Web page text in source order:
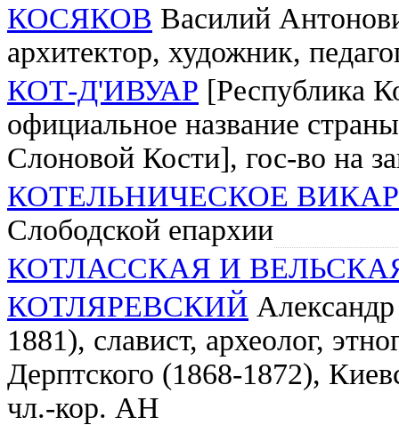
КОСЯКОВ Василий
архитектор, художник,
КОТ-Д'ИВУАР [Республика
официальное название
Слоновой Кости], гос-во на
КОТЕЛЬНИЧЕСКОЕ
Слободской епархии
КОТЛАССКАЯ И
КОТЛЯРЕВСКИЙ
1881), славист, археолог,
Дерптского (1868-1872),
чл.-кор. АН